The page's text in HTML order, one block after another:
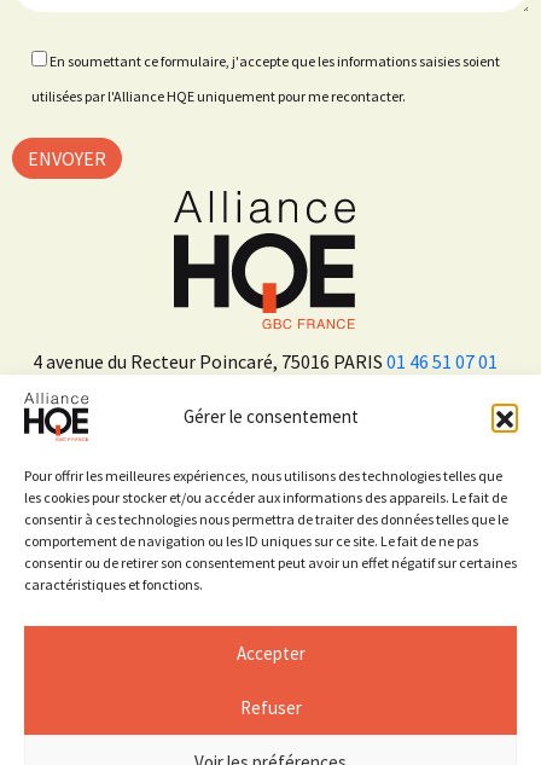
Gérer le consentement
Pour offrir les meilleures expériences, nous utilisons des technologies telles que
les cookies pour stocker et/ou accéder aux informations des appareils. Le fait de
consentir à ces technologies nous permettra de traiter des données telles que le
comportement de navigation ou les ID uniques sur ce site. Le fait de ne pas
consentir ou de retirer son consentement peut avoir un effet négatif sur certaines
caractéristiques et fonctions.
Accepter
Refuser
4 avenue du Recteur Poincaré, 75016 PARIS 01 46 51 07 01
Sur les réseaux sociaux
En soumettant ce formulaire, j'accepte que les informations saisies soient
utilisées par l'Alliance HQE uniquement pour me recontacter.
Mentions légales
Espace Presse